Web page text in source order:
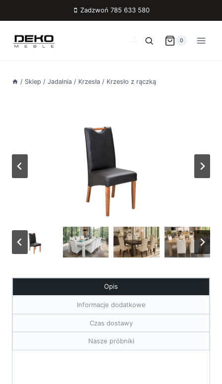
Zadzwoń 785 633 580
0
/ Sklep / Jadalnia / Krzesła / Krzesło z rączką
Opis
Informacje dodatkowe
Czas dostawy
Nasze próbniki